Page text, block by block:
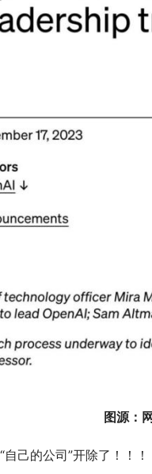
图源：
己的公司”开除了！！！